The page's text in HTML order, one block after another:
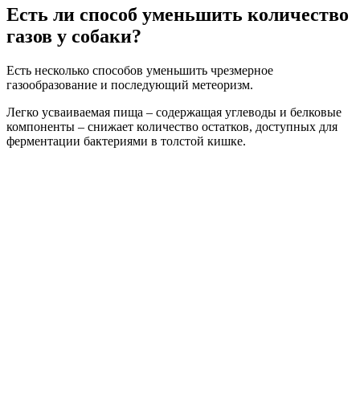
Есть ли способ уменьшить количество
газов у собаки?
Есть несколько способов уменьшить чрезмерное
газообразование и последующий метеоризм.
Легко усваиваемая пища – содержащая углеводы и белковые
компоненты – снижает количество остатков, доступных для
ферментации бактериями в толстой кишке.